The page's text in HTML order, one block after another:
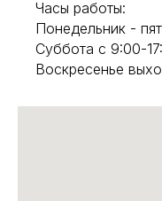
Часы работы:
Понедельник -
Суббота с 9:00-
Воскресенье